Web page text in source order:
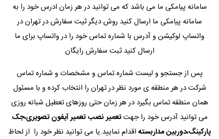
سامانه پیامکی ما می باشد که می توانید در هر زمان ادرس خود را به
سامانه پیامکی ما ارسال کنید روش دیگر ثیت سفارش در تهران در
واتساپ لوکیشن و آدرس با شماره تماس خود را در واتساپ برای ما
ارسال کنید ثبت سفارش رایگان
پس از جستجو و لیست شماره تماس و مشخصات و شماره تماس
شرکت در هر منطقه ی مورد نظر در تهران را انتخاب کرده و با مسئول
همان منطقه تماس بگیرد در هر زمان حتی روزهای تعطیل شبانه روزی
می توانید آدرس خود را جهتتعمیر نصب تعمیر آیفون تصویری،جک
پارکینگ،دوربین مداربسته اقدام نمایید.یا می توانید نظر خود را از لحاظ